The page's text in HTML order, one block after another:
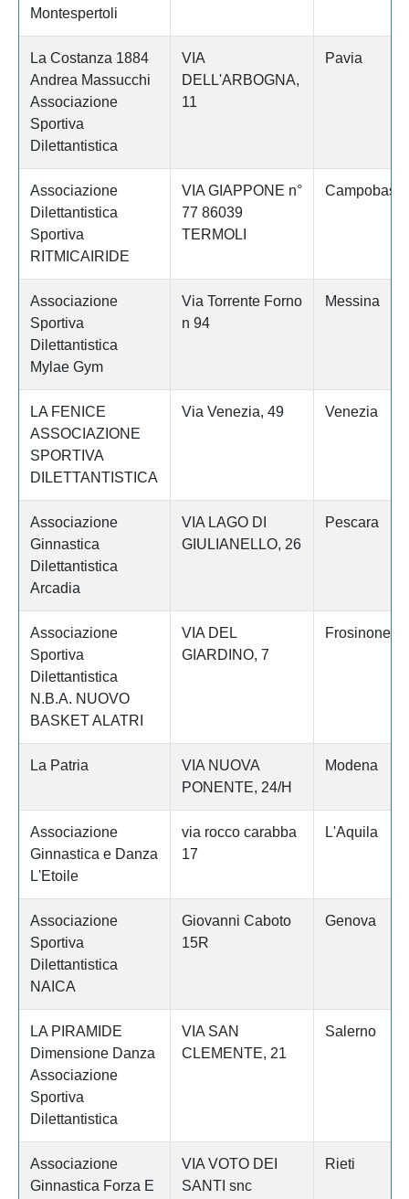
Montespertoli
La Costanza 1884
Andrea Massucchi
Associazione
Sportiva
Dilettantistica
VIA
DELL'ARBOGNA,
11
Pavia
Associazione
Dilettantistica
Sportiva
RITMICAIRIDE
VIA GIAPPONE n°
77 86039
TERMOLI
Associazione
Sportiva
Dilettantistica
Mylae Gym
Via Torrente Forno
n 94
Messina
LA FENICE
ASSOCIAZIONE
SPORTIVA
DILETTANTISTICA
Via Venezia, 49 Venezia
Associazione
Ginnastica
Dilettantistica
Arcadia
VIA LAGO DI
GIULIANELLO, 26
Pescara
Associazione
Sportiva
Dilettantistica
N.B.A. NUOVO
BASKET ALATRI
VIA DEL
GIARDINO, 7
Frosinone
La Patria
VIA NUOVA
PONENTE, 24/H
Modena
Associazione
Ginnastica e Danza
L'Etoile
via rocco carabba
17
L'Aquila
Associazione
Sportiva
Dilettantistica
NAICA
Giovanni Caboto
15R
Genova
LA PIRAMIDE
Dimensione Danza
Associazione
Sportiva
Dilettantistica
VIA SAN
CLEMENTE, 21
Salerno
Associazione
Ginnastica Forza E
VIA VOTO DEI
SANTI snc
Rieti